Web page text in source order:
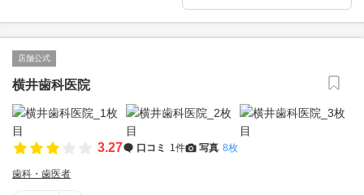
店舗公式
横井歯科医院
3.27 口コミ 1件 写真 8枚
歯科・歯医者